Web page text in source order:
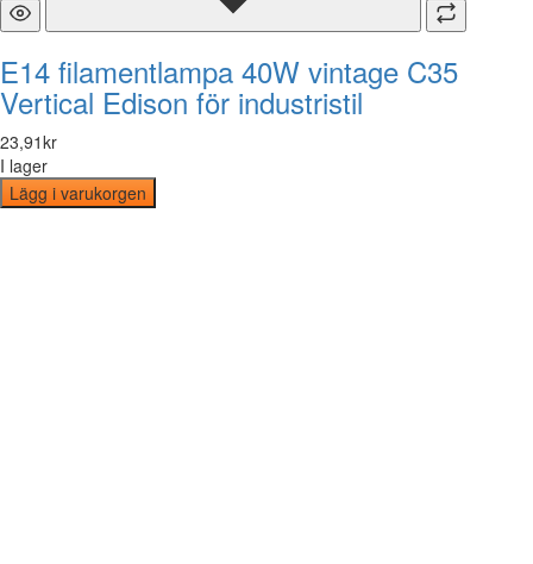
E14 filamentlampa 40W vintage C35
Vertical Edison för industristil
23,91kr
I lager
Lägg i varukorgen